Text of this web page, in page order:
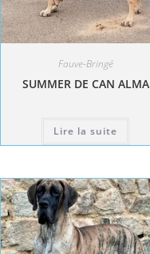
Fauve-Bringé
SUMMER DE CAN ALMA
Lire la suite